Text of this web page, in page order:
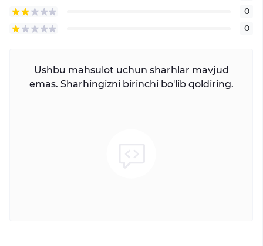
0
0
Ushbu mahsulot uchun sharhlar mavjud
emas. Sharhingizni birinchi bo'lib qoldiring.